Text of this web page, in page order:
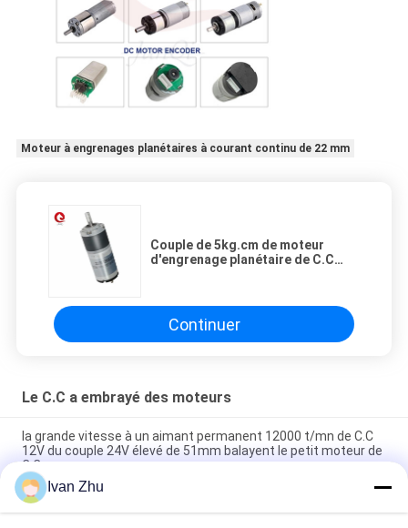
Moteur à engrenages planétaires à courant continu de 22 mm
Couple de 5kg.cm de moteur
d'engrenage planétaire de C.C
robotique
Continuer
Le C.C a embrayé des moteurs
la grande vitesse à un aimant permanent 12000 t/mn de C.C
12V du couple 24V élevé de 51mm balayent le petit moteur de
C.C
1N.M 24VDC a embrayé le moteur de boîte de vitesse du ver
46mm de moteurs pour la machine médicale
Ivan Zhu